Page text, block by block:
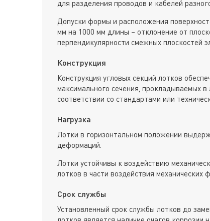
для разделения проводов и кабелей
Допуски формы и расположения
мм на 1000 мм длины – отклонение от
перпендикулярности смежных плоскостей
Конструкция
Конструкция угловых секций лотков
максимального сечения, прокладываемых
соответствии со стандартами или
Нагрузка
Лотки в горизонтальном положении
деформаций.
Лотки устойчивы к воздействию
лотков в части воздействия
Срок службы
Установленный срок службы лотков до